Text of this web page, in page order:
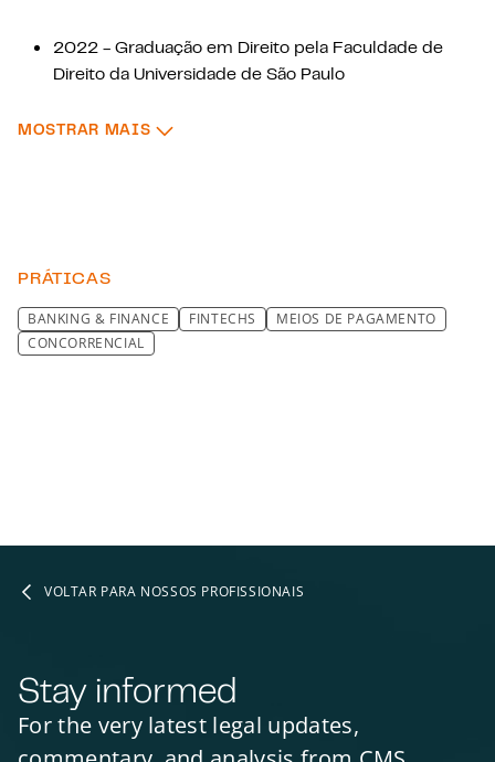
2022 - Graduação em Direito pela Faculdade de
Direito da Universidade de São Paulo
l'Université Jean Moulin 3
MOSTRAR MAIS : FORMAÇÃO ACADÊMICA
PRÁTICAS
BANKING & FINANCE FINTECHS
MEIOS DE PAGAMENTO
CONCORRENCIAL
VOLTAR PARA NOSSOS PROFISSIONAIS
Stay informed
For the very latest legal updates,